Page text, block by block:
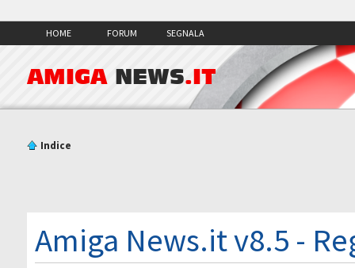
HOME FORUM SEGNALA
AMIGA NEWS.IT
Indice
Amiga News.it v8.5 -